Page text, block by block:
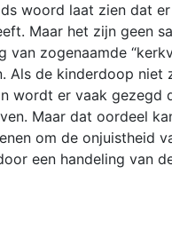
woord laat zien dat
Maar het zijn geen
zogenaamde
de kinderdoop
wordt er vaak
Maar dat oordeel
om de onjuistheid
een handeling van